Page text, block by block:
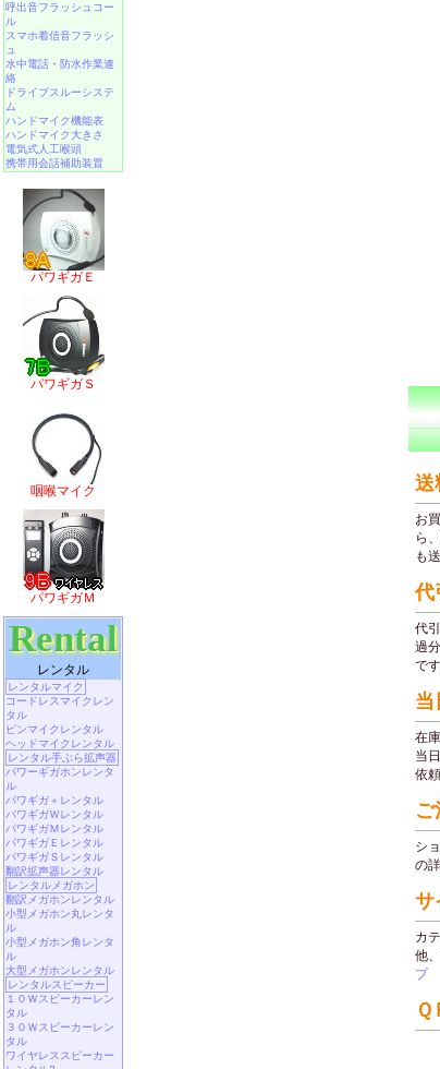
呼出音フラッシュコー
ル
スマホ着信音フラッシ
ュ
水中電話 ・ 防水作業連
絡
ドライブスルーシステ
ム
ハンドマイク機能表
ハンドマイク大きさ
電気式人工喉頭
携帯用会話補助装置
パワギガＥ
パワギガＳ
咽喉マイク
パワギガＭ
Rental
レンタル
レンタルマイク
コードレスマイクレン
タル
ピンマイクレンタル
ヘッドマイクレンタル
レンタル手ぶら拡声器
パワーギガホンレンタ
ル
パワギガ＋レンタル
パワギガＷレンタル
パワギガＭレンタル
パワギガＥレンタル
パワギガＳレンタル
翻訳拡声器レンタル
レンタルメガホン
翻訳メガホンレンタル
小型メガホン丸レンタ
ル
小型メガホン角レンタ
ル
大型メガホンレンタル
レンタルスピーカー
１０Ｗスピーカーレン
タル
３０Ｗスピーカーレン
タル
ワイヤレススピーカー